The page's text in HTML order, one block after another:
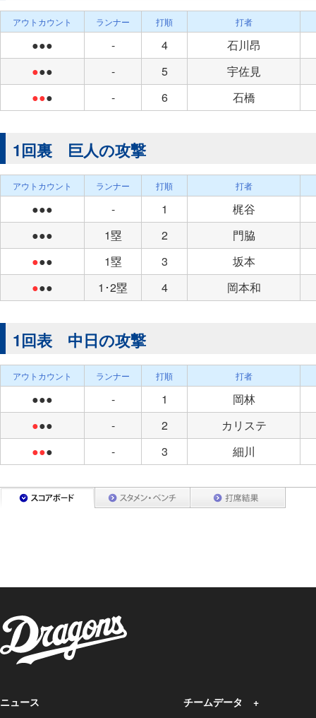
アウトカウント ランナー 打順 打者
●●● - 4
石川昂
●●● - 5
宇佐見
●●● - 6 石橋
1回裏 巨人の攻撃
アウトカウント ランナー 打順 打者
●●● - 1
梶谷
●●●
1塁 2
門脇
●●● 1塁 3
坂本
●●● 1･2塁 4 岡本和
1回表 中日の攻撃
アウトカウント ランナー 打順 打者
●●● - 1
岡林
●●● - 2
カリステ
●●● - 3 細川
ニュース
チームデータ